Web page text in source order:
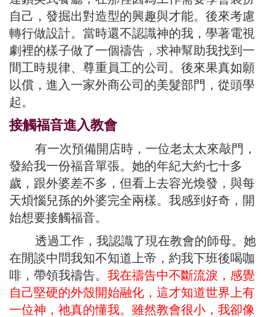
自己，發掘出對造型的興趣與才能。後來考慮
轉行做設計。當時還不認識神的我，學著電視
劇裡的樣子做了一個禱告，求神幫助我找到一
間工時規律、尊重員工的公司。後來果真如願
以償，進入一家外商公司的美髮部門，從頭學
起。
接觸福音進入教會
有一次預備開店時，一位老太太來敲門，
發給我一份福音單張。她的年紀大約七十多
歲，跟外婆差不多，但看上去容光煥發，與每
天煩惱兒孫的外婆完全兩樣。我感到好奇，開
始想要接觸福音。
透過工作，我認識了現在教會的師母。她
在閒談中問我知不知道上帝，約我下班後喝咖
啡，帶領我禱告。 我在禱告中不斷流淚，感覺
自己堅硬的外殼開始融化，這才知道世界上有
一位神，祂真的懂我。雖然教會很小，我卻像